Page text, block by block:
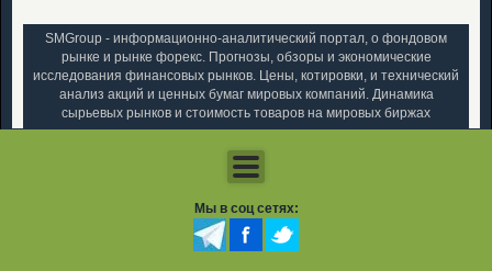
SMGroup - информационно-аналитический портал, о фондовом
рынке и рынке форекс. Прогнозы, обзоры и экономические
исследования финансовых рынков. Цены, котировки, и технический
анализ акций и ценных бумаг мировых компаний. Динамика
сырьевых рынков и стоимость товаров на мировых биржах
Мы в соц сетях: